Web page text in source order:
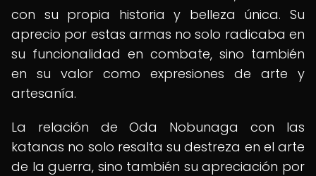
con su propia historia y belleza única. Su
aprecio por estas armas no solo radicaba en
su funcionalidad en combate, sino también
en su valor como expresiones de arte y
artesanía.
La relación de Oda Nobunaga con las
katanas no solo resalta su destreza en el arte
de la guerra, sino también su apreciación por